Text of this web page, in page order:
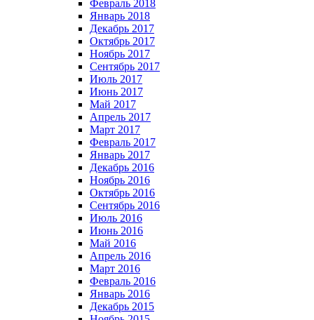
Февраль 2018
Январь 2018
Декабрь 2017
Октябрь 2017
Ноябрь 2017
Сентябрь 2017
Июль 2017
Июнь 2017
Май 2017
Апрель 2017
Март 2017
Февраль 2017
Январь 2017
Декабрь 2016
Ноябрь 2016
Октябрь 2016
Сентябрь 2016
Июль 2016
Июнь 2016
Май 2016
Апрель 2016
Март 2016
Февраль 2016
Январь 2016
Декабрь 2015